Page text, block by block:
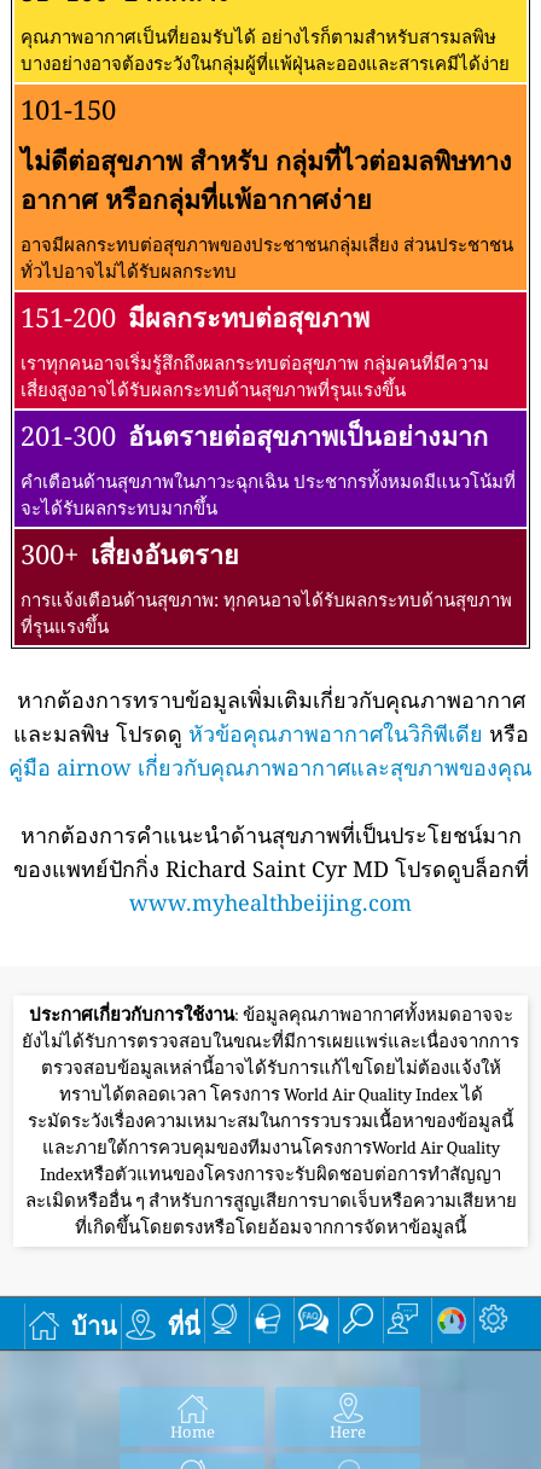
คุณภาพอากาศเป็นที่ยอมรับได้ อย่างไรก็ตามสำหรับสารมลพิษ
บางอย่างอาจต้องระวังในกลุ่มผู้ที่แพ้ฝุ่นละอองและสารเคมีได้ง่าย
101-150
ไม่ดีต่อสุขภาพ สำหรับ กลุ่มที่ไวต่อมลพิษทาง
อากาศ หรือกลุ่มที่แพ้อากาศง่าย
อาจมีผลกระทบต่อสุขภาพของประชาชนกลุ่มเสี่ยง ส่วนประชาชน
ทั่วไปอาจไม่ได้รับผลกระทบ
151-200 มีผลกระทบต่อสุขภาพ
เราทุกคนอาจเริ่มรู้สึกถึงผลกระทบต่อสุขภาพ กลุ่มคนที่มีความ
เสี่ยงสูงอาจได้รับผลกระทบด้านสุขภาพที่รุนแรงขึ้น
201-300 อันตรายต่อสุขภาพเป็นอย่างมาก
คำเตือนด้านสุขภาพในภาวะฉุกเฉิน ประชากรทั้งหมดมีแนวโน้มที่
จะได้รับผลกระทบมากขึ้น
300+ เสี่ยงอันตราย
การแจ้งเตือนด้านสุขภาพ: ทุกคนอาจได้รับผลกระทบด้านสุขภาพ
ที่รุนแรงขึ้น
หากต้องการทราบข้อมูลเพิ่มเติมเกี่ยวกับคุณภาพอากาศ
และมลพิษ โปรดดู หัวข้อคุณภาพอากาศในวิกิพีเดีย หรือ
คู่มือ airnow เกี่ยวกับคุณภาพอากาศและสุขภาพของคุณ
หากต้องการคำแนะนำด้านสุขภาพที่เป็นประโยชน์มาก
ของแพทย์ปักกิ่ง Richard Saint Cyr MD โปรดดูบล็อกที่
www.myhealthbeijing.com
ประกาศเกี่ยวกับการใช้งาน: ข้อมูลคุณภาพอากาศทั้งหมดอาจจะ
ยังไม่ได้รับการตรวจสอบในขณะที่มีการเผยแพร่และเนื่องจากการ
ตรวจสอบข้อมูลเหล่านี้อาจได้รับการแก้ไขโดยไม่ต้องแจ้งให้
ทราบได้ตลอดเวลา โครงการ World Air Quality Index ได้
ระมัดระวังเรื่องความเหมาะสมในการรวบรวมเนื้อหาของข้อมูลนี้
และภายใต้การควบคุมของทีมงานโครงการWorld Air Quality
Indexหรือตัวแทนของโครงการจะรับผิดชอบต่อการทำสัญญา
ละเมิดหรืออื่น ๆ สำหรับการสูญเสียการบาดเจ็บหรือความเสียหาย
ที่เกิดขึ้นโดยตรงหรือโดยอ้อมจากการจัดหาข้อมูลนี้
บ้าน ที่นี่
Home Here